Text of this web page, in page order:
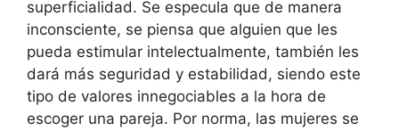
superficialidad. Se especula que de manera
inconsciente, se piensa que alguien que les
pueda estimular intelectualmente, también les
dará más seguridad y estabilidad, siendo este
tipo de valores innegociables a la hora de
escoger una pareja. Por norma, las mujeres se